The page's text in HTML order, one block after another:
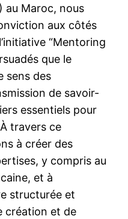
au Maroc, nous
aux côtés
“Mentoring
que le
sens des
de savoir-
essentiels pour
travers ce
à créer des
y compris au
et à
structurée et
création et de